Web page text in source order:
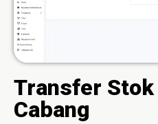
Transfer
Cabang